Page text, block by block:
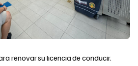
renovar su licencia de conducir.